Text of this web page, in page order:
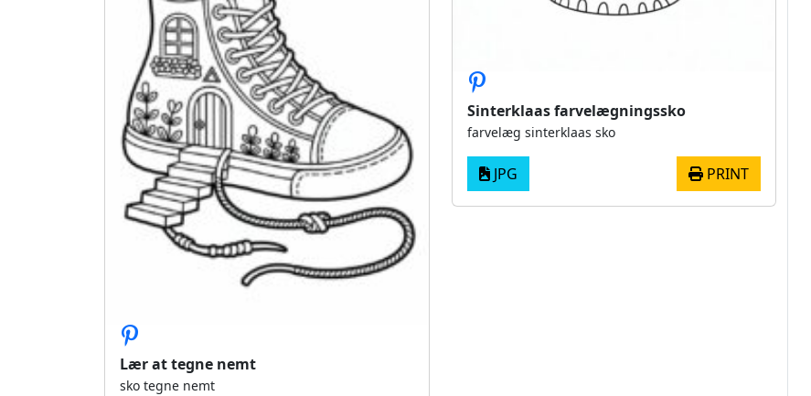
Lær at tegne nemt
sko tegne nemt
Sinterklaas farvelægningssko
farvelæg sinterklaas sko
JPG PRINT